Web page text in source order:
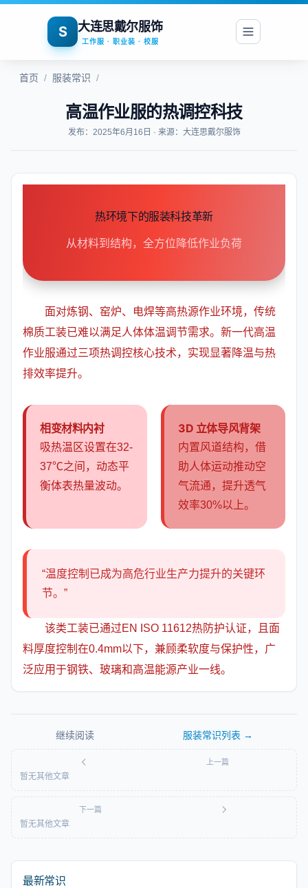
S 大连思戴尔服饰
工作服 · 职业装 · 校服
首页 / 服装常识 /
高温作业服的热调控科技
发布：2025年6月16日 · 来源：大连思戴尔服饰
热环境下的服装科技革新
从材料到结构，全方位降低作业负荷
面对炼钢、窑炉、电焊等高热源作业环境，传统
棉质工装已难以满足人体体温调节需求。新一代高温
作业服通过三项热调控核心技术，实现显著降温与热
排效率提升。
相变材料内衬
吸热温区设置在32-
37℃之间，动态平
衡体表热量波动。
3D 立体导风背架
内置风道结构，借
助人体运动推动空
气流通，提升透气
效率30%以上。
“温度控制已成为高危行业生产力提升的关键环
节。”
该类工装已通过EN ISO 11612热防护认证，且面
料厚度控制在0.4mm以下，兼顾柔软度与保护性，广
泛应用于钢铁、玻璃和高温能源产业一线。
继续阅读 服装常识列表 →
上一篇
暂无其他文章
下一篇
暂无其他文章
最新常识